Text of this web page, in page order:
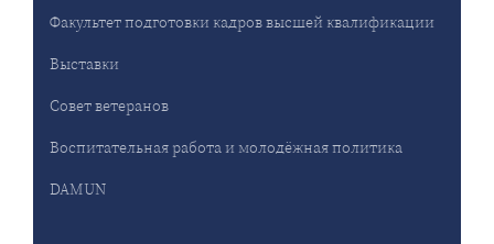
Факультет подготовки кадров высшей квалификации
Выставки
Совет ветеранов
Воспитательная работа и молодёжная политика
DAMUN